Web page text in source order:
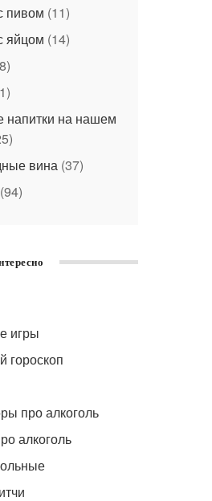
пивом (11)
яйцом (14)
напитки на нашем
вина(37)
(94)
игры
гороскоп
про алкоголь
алкоголь